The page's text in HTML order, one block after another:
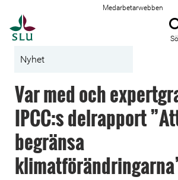
Medarbetarwebben
Nyhet
Var med och
IPCC:s delrapport
begränsa